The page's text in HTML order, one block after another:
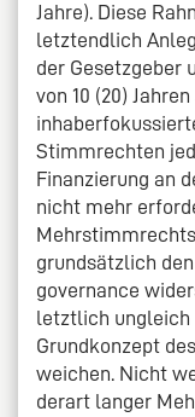
Jahre). Diese
letztendlich
der Gesetzgeber
von 10 (20)
Stimmrechten
Finanzierung an
nicht mehr
grundsätzlich
governance
letztlich ungleich
Grundkonzept
weichen. Nicht
derart langer